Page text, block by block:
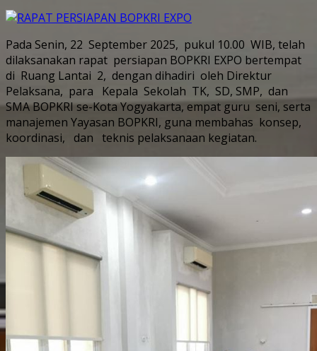
Pada Senin, 22 September 2025, pukul 10.00 WIB, telah
dilaksanakan rapat persiapan BOPKRI EXPO bertempat
di Ruang Lantai 2, dengan dihadiri oleh Direktur
Pelaksana, para Kepala Sekolah TK, SD, SMP, dan
SMA BOPKRI se-Kota Yogyakarta, empat guru seni, serta
manajemen Yayasan BOPKRI, guna membahas konsep,
koordinasi, dan teknis pelaksanaan kegiatan.